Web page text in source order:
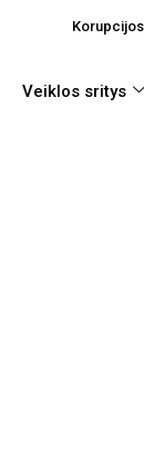
Veiklos sritys